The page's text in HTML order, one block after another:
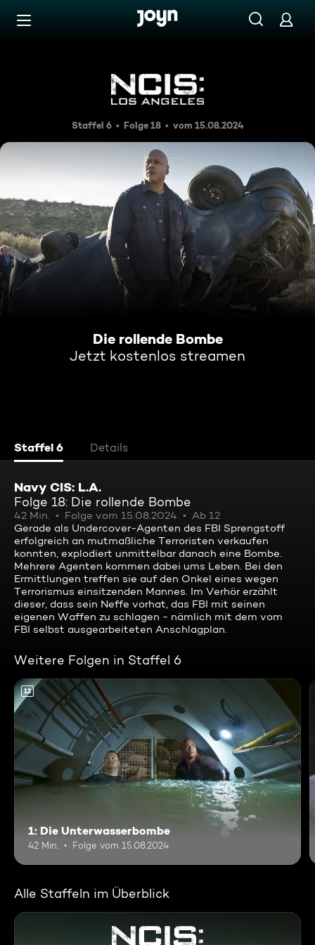
Zum Inhalt springen
Die rollende Bombe
Staffel 6 Folge 18 vom 15.08.2024
Die rollende Bombe
Jetzt kostenlos streamen
Staffel 6 Details
Navy CIS: L.A.
Folge 18: Die rollende Bombe
42 Min. Folge vom 15.08.2024
Ab 12
Gerade als Undercover-Agenten des FBI Sprengstoff
erfolgreich an mutmaßliche Terroristen verkaufen
konnten, explodiert unmittelbar danach eine Bombe.
Mehrere Agenten kommen dabei ums Leben. Bei den
Ermittlungen treffen sie auf den Onkel eines wegen
Terrorismus einsitzenden Mannes. Im Verhör erzählt
dieser, dass sein Neffe vorhat, das FBI mit seinen
eigenen Waffen zu schlagen - nämlich mit dem vom
FBI selbst ausgearbeiteten Anschlagplan.
Weitere Folgen in Staffel 6
12
1: Die Unterwasserbombe
42 Min. Folge vom 15.08.2024
Alle Staffeln im Überblick